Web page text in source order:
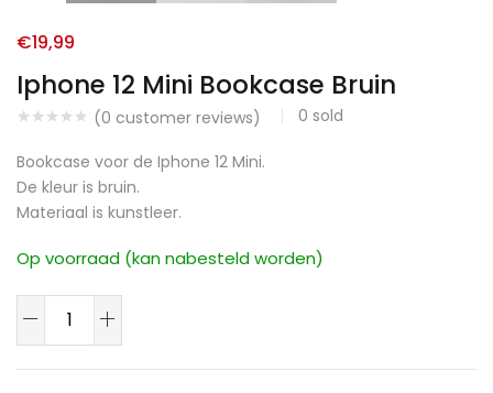
Iphone 12 Mini Bookcase Bruin
(0 customer reviews) 0 sold
€19,99
Bookcase voor de Iphone 12 Mini.
De kleur is bruin.
Materiaal is kunstleer.
Op voorraad (kan nabesteld worden)
Iphone
Mini